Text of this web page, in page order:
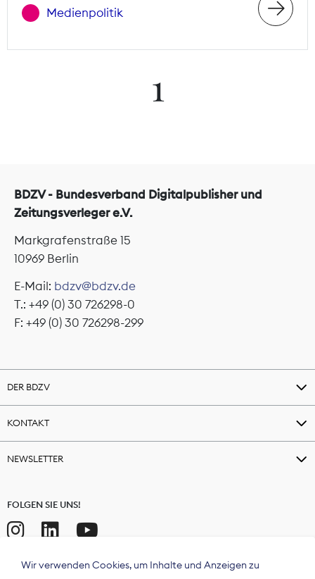
Medienpolitik
1
BDZV - Bundesverband Digitalpublisher und
Zeitungsverleger e.V.
Markgrafenstraße 15
10969 Berlin
E-Mail: bdzv@bdzv.de
T.: +49 (0) 30 726298-0
F: +49 (0) 30 726298-299
DER BDZV
KONTAKT
NEWSLETTER
FOLGEN SIE UNS!
Wir verwenden Cookies, um Inhalte und Anzeigen zu